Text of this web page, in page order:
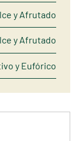
y Afrutado
y Afrutado
y Eufórico